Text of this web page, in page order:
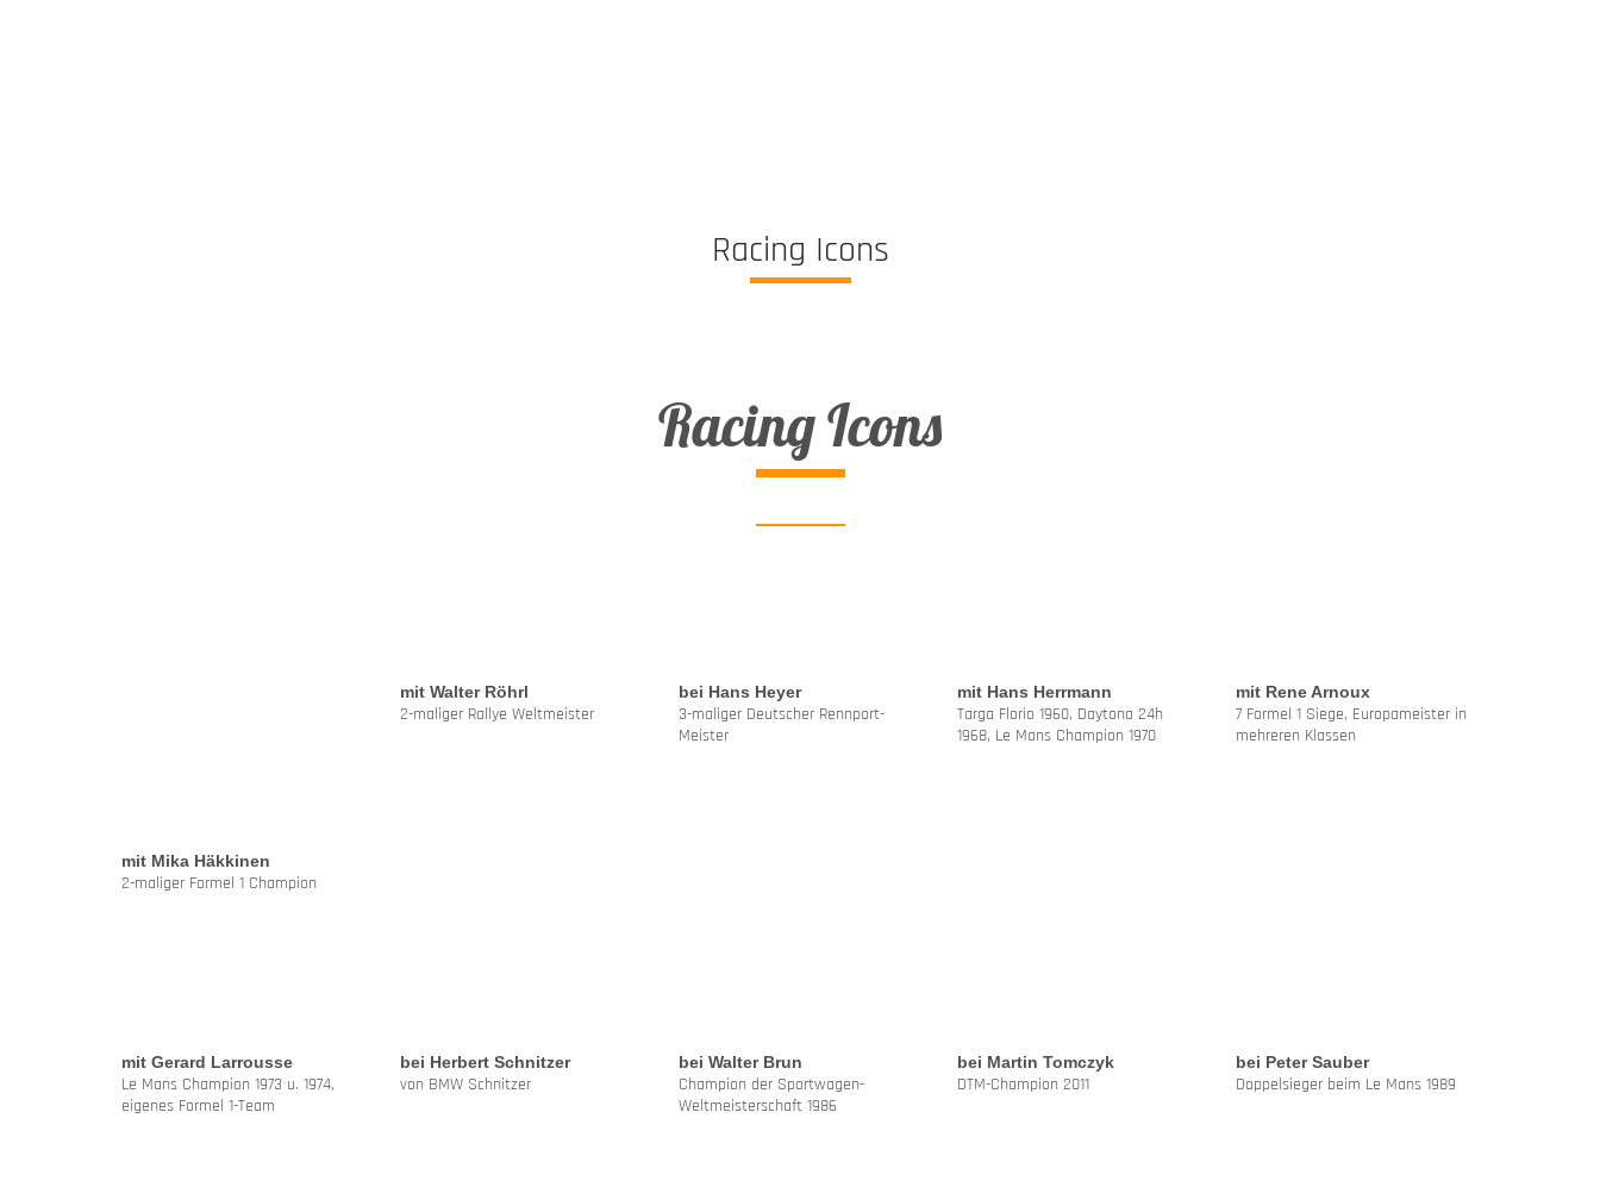
Racing Icons
Racing Icons
mit Mika Häkkinen
2-maliger Formel 1 Champion
mit Walter Röhrl
2-maliger Rallye Weltmeister
bei Hans Heyer
3-maliger Deutscher Rennport-
Meister
mit Hans Herrmann
Targa Florio 1960, Daytona 24h
1968, Le Mans Champion 1970
mit Rene Arnoux
7 Formel 1 Siege, Europameister in
mehreren Klassen
mit Gerard Larrousse
Le Mans Champion 1973 u. 1974,
eigenes Formel 1-Team
bei Herbert Schnitzer
von BMW Schnitzer
bei Walter Brun
Champion der Sportwagen-
Weltmeisterschaft 1986
bei Martin Tomczyk
DTM-Champion 2011
bei Peter Sauber
Doppelsieger beim Le Mans 1989